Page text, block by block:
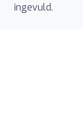
ingevuld.